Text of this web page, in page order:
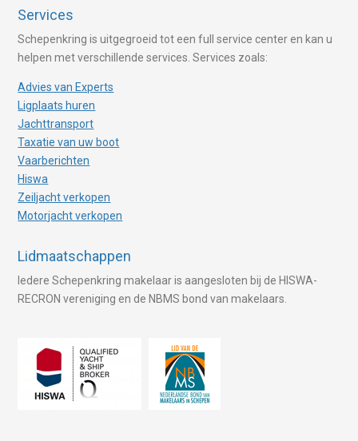
Services
Schepenkring is uitgegroeid tot een full service center en kan u
helpen met verschillende services. Services zoals:
Advies van Experts
Ligplaats huren
Jachttransport
Taxatie van uw boot
Vaarberichten
Hiswa
Zeiljacht verkopen
Motorjacht verkopen
Lidmaatschappen
Iedere Schepenkring makelaar is aangesloten bij de HISWA-
RECRON vereniging en de NBMS bond van makelaars.